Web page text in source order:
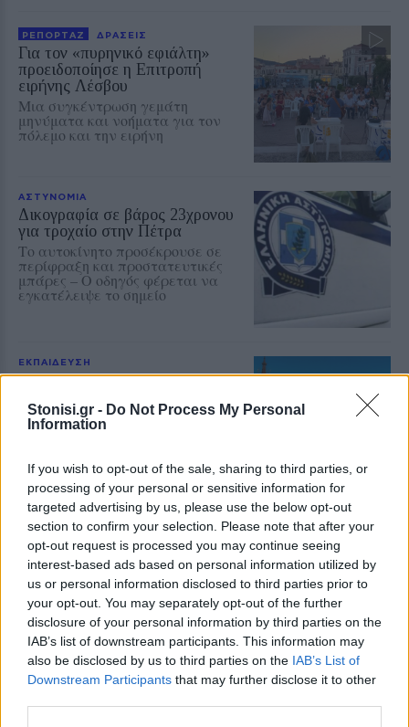
Stonisi.gr - Do Not Process My Personal
Information
If you wish to opt-out of the sale, sharing to third parties, or
processing of your personal or sensitive information for
targeted advertising by us, please use the below opt-out
section to confirm your selection. Please note that after your
opt-out request is processed you may continue seeing
interest-based ads based on personal information utilized by
us or personal information disclosed to third parties prior to
your opt-out. You may separately opt-out of the further
disclosure of your personal information by third parties on the
IAB’s list of downstream participants. This information may
also be disclosed by us to third parties on the IAB’s List of
Downstream Participants that may further disclose it to other
ΡΕΠΟΡΤΑΖ ΔΡΑΣΕΙΣ
Για τον «πυρηνικό εφιάλτη»
προειδοποίησε η Επιτροπή
ειρήνης Λέσβου
Μια συγκέντρωση γεμάτη
μηνύματα και νοήματα για τον
πόλεμο και την ειρήνη
ΑΣΤΥΝΟΜΙΑ
Δικογραφία σε βάρος 23χρονου
για τροχαίο στην Πέτρα
Το αυτοκίνητο προσέκρουσε σε
περίφραξη και προστατευτικές
μπάρες – Ο οδηγός φέρεται να
εγκατέλειψε το σημείο
ΕΚΠΑΙΔΕΥΣΗ
Εκπαιδευτικοί του Πρότυπου
Erasmus+ στην Κρακοβία
Επιμόρφωση σε σύγχρονες
εφαρμογές τεχνητής νοημοσύνης
και πρακτικές συμπεριληπτικής
εκπαίδευσης
ΔΡΑΣΕΙΣ
Η Λέσβος στη Διεθνή
Κατασκήνωση Νέων των
Παγκόσμιων Γεωπάρκων
UNESCO
Μαθητές του Πρότυπου ΓΕΛ
Μυτιλήνης παρουσίασαν το
Απολιθωμένο Δάσος και τη
συμβολή του στη μελέτη της
κλιματικής αλλαγής